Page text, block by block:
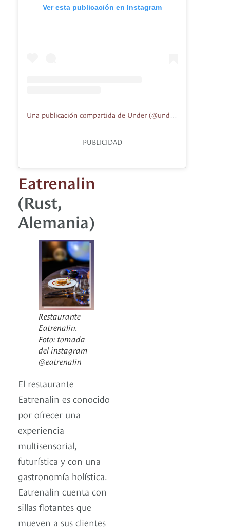
Ver esta publicación en Instagram
PUBLICIDAD
Eatrenalin
(Rust,
Alemania)
Restaurante
Eatrenalin.
Foto: tomada
del instagram
@eatrenalin
El restaurante
Eatrenalin es conocido
por ofrecer una
experiencia
multisensorial,
futurística y con una
gastronomía holística.
Eatrenalin cuenta con
sillas flotantes que
mueven a sus clientes